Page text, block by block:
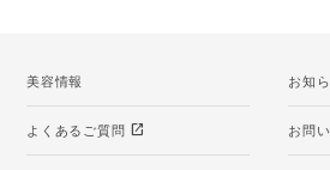
美容情報 お知
よくあるご質問 open_in_new お問